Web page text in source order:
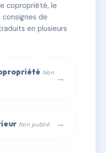
🏗 1 bâtiment(s)
copropriété, le
de
en plusieurs
Non →
Non publié →